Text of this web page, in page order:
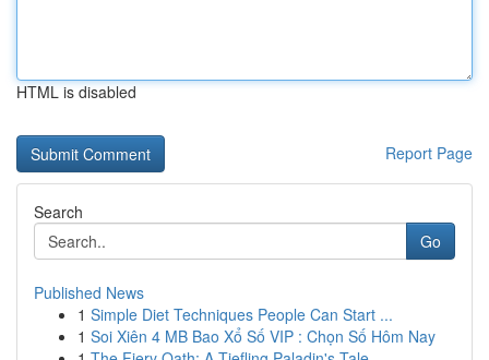
HTML is disabled
Report Page
Search
Go
Published News
1 Simple Diet Techniques People Can Start ...
1 Soi Xiên 4 MB Bao Xổ Số VIP : Chọn Số Hôm Nay